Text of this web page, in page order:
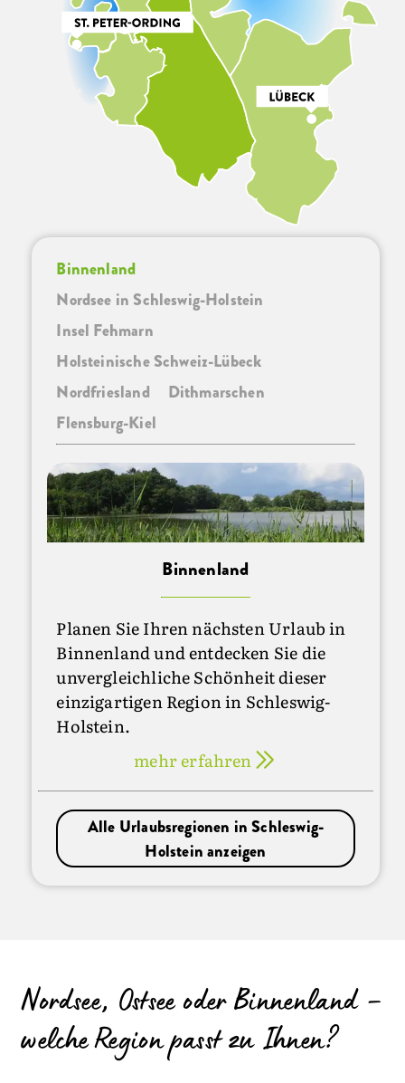
Binnenland
Nordsee in Schleswig-Holstein
Insel Fehmarn
Holsteinische Schweiz-Lübeck
Nordfriesland
Dithmarschen
Flensburg-Kiel
Binnenland
Planen Sie Ihren nächsten Urlaub in
Binnenland und entdecken Sie die
unvergleichliche Schönheit dieser
einzigartigen Region in Schleswig-
Holstein.
mehr erfahren
Alle Urlaubsregionen in Schleswig-
Holstein anzeigen
Nordsee, Ostsee oder Binnenland –
welche Region passt zu Ihnen?